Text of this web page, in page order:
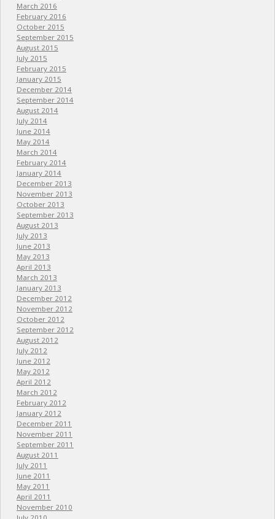
March 2016
February 2016
October 2015
September 2015
August 2015
July 2015
February 2015
January 2015
December 2014
September 2014
August 2014
July 2014
June 2014
May 2014
March 2014
February 2014
January 2014
December 2013
November 2013
October 2013
September 2013
August 2013
July 2013
June 2013
May 2013
April 2013
March 2013
January 2013
December 2012
November 2012
October 2012
September 2012
August 2012
July 2012
June 2012
May 2012
April 2012
March 2012
February 2012
January 2012
December 2011
November 2011
September 2011
August 2011
July 2011
June 2011
May 2011
April 2011
November 2010